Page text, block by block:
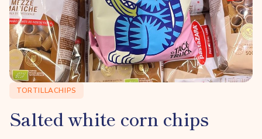
TORTILLACHIPS
Salted white corn chips